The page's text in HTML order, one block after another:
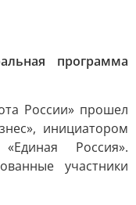
программа
России» прошел
инициатором
Россия».
участники